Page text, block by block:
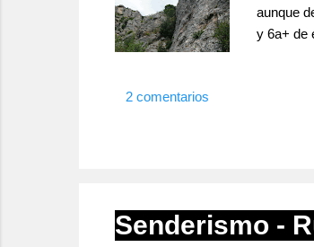
aunque
y 6a+ de
2 comentarios
Senderismo -